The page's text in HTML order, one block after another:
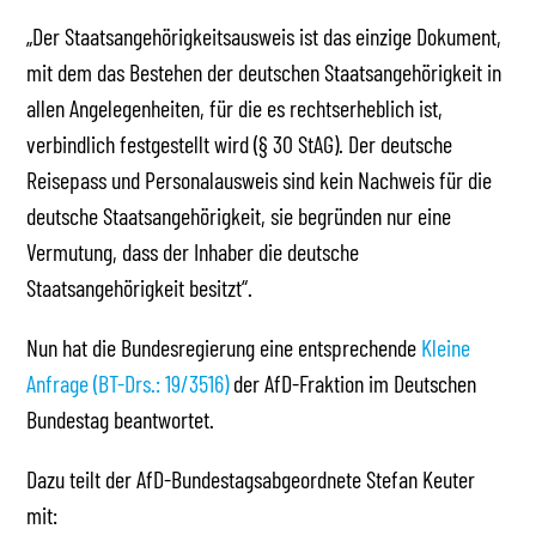
„Der Staatsangehörigkeitsausweis ist das einzige Dokument,
mit dem das Bestehen der deutschen Staatsangehörigkeit in
allen Angelegenheiten, für die es rechtserheblich ist,
verbindlich festgestellt wird (§ 30 StAG). Der deutsche
Reisepass und Personalausweis sind kein Nachweis für die
deutsche Staatsangehörigkeit, sie begründen nur eine
Vermutung, dass der Inhaber die deutsche
Staatsangehörigkeit besitzt“.
Nun hat die Bundesregierung eine entsprechende Kleine
Anfrage (BT-Drs.: 19/3516)der AfD-Fraktion im Deutschen
Bundestag beantwortet.
Dazu teilt der AfD-Bundestagsabgeordnete Stefan Keuter
mit: